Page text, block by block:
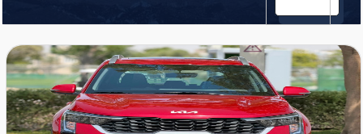
سيارات
جديدة
سيارات
مستعملة